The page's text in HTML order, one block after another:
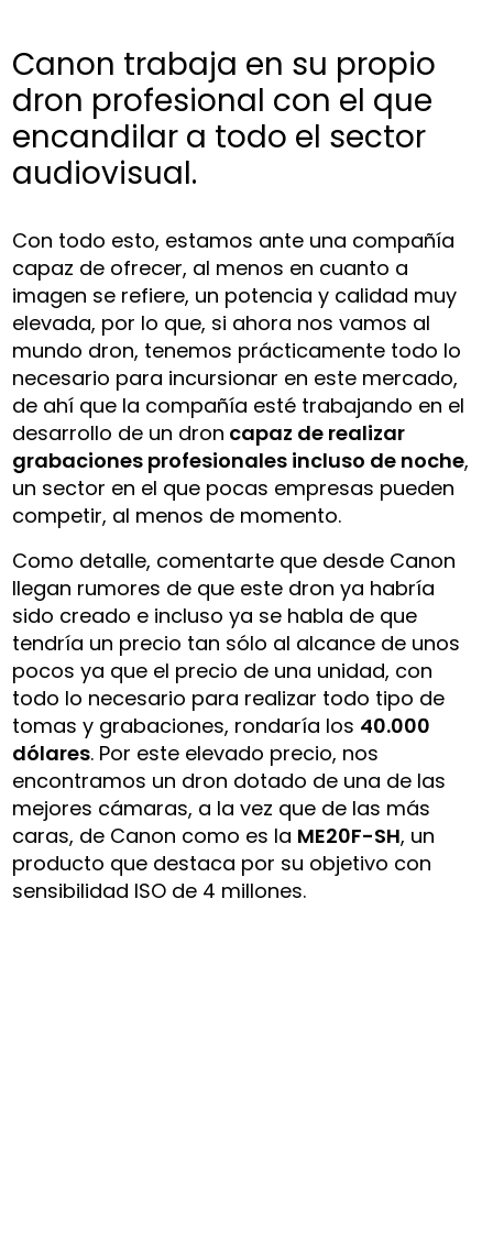
Canon trabaja en su propio
dron profesional con el que
encandilar a todo el sector
audiovisual.
Con todo esto, estamos ante una compañía
capaz de ofrecer, al menos en cuanto a
imagen se refiere, un potencia y calidad muy
elevada, por lo que, si ahora nos vamos al
mundo dron, tenemos prácticamente todo lo
necesario para incursionar en este mercado,
de ahí que la compañía esté trabajando en el
desarrollo de un dron capaz de realizar
grabaciones profesionales incluso de noche,
un sector en el que pocas empresas pueden
competir, al menos de momento.
Como detalle, comentarte que desde Canon
llegan rumores de que este dron ya habría
sido creado e incluso ya se habla de que
tendría un precio tan sólo al alcance de unos
pocos ya que el precio de una unidad, con
todo lo necesario para realizar todo tipo de
tomas y grabaciones, rondaría los 40.000
dólares. Por este elevado precio, nos
encontramos un dron dotado de una de las
mejores cámaras, a la vez que de las más
caras, de Canon como es la ME20F-SH, un
producto que destaca por su objetivo con
sensibilidad ISO de 4 millones.